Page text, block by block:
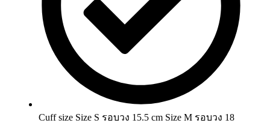
Cuff size Size S รอบวง 15.5 cm Size M รอบวง 18